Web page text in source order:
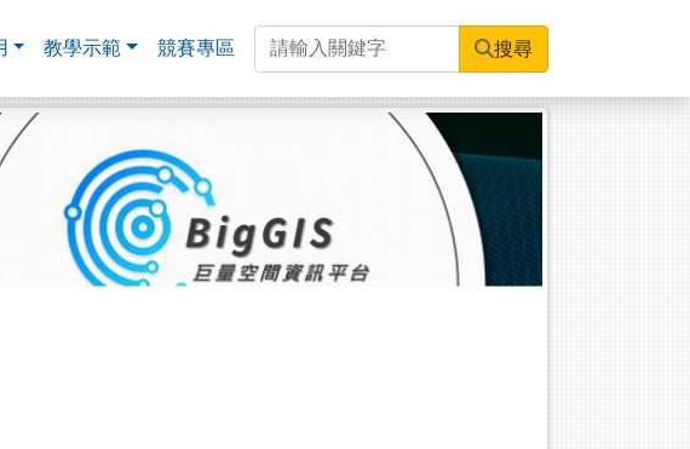
教學示範 競賽專區 搜尋